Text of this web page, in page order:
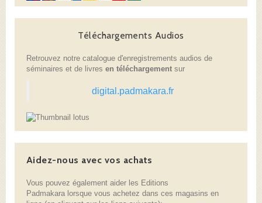
Téléchargements Audios
Retrouvez notre catalogue d'enregistrements audios de
séminaires et de livres en téléchargement sur
digital.padmakara.fr
Aidez-nous avec vos achats
Vous pouvez également aider les Editions
Padmakara lorsque vous achetez dans ces magasins en